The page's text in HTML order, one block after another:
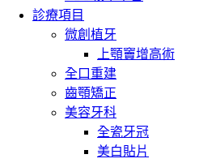
診療項目
微創植牙
上顎竇增高術
全口重建
齒顎矯正
美容牙科
全瓷牙冠
美白貼片